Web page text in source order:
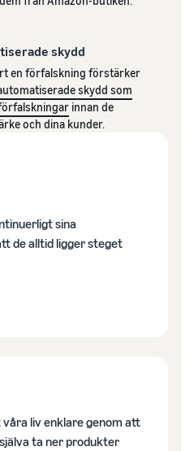
skydd
en förfalskning förstärker
skydd som
innan de
och dina kunder.
sina
de alltid ligger steget
liv enklare genom att
ta ner produkter